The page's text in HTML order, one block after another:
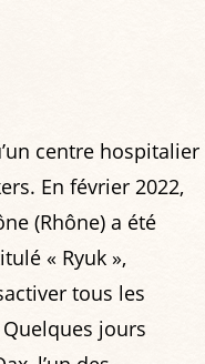
centre hospitalier
En février 2022,
(Rhône) a été
« Ryuk »,
tous les
jours